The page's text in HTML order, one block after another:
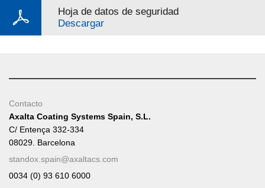
Hoja de datos de seguridad
Descargar
Contacto
Axalta Coating Systems Spain, S.L.
C/ Entença 332-334
08029. Barcelona
standox.spain@axaltacs.com
0034 (0) 93 610 6000